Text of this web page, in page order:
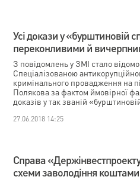
Усі докази у «бурштиновій
переконливими й
З повідомлень у ЗМІ стало
Спеціалізованою
кримінального провадження на
Полякова за фактом ймовірної
доказів у так званій
27.06.2018 14:25
Справа
схеми заволодіння